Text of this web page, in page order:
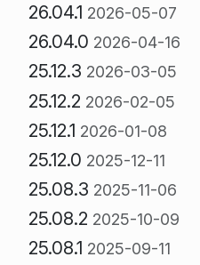
26.04.1 2026-05-07
26.04.0 2026-04-16
25.12.3 2026-03-05
25.12.2 2026-02-05
25.12.1 2026-01-08
25.12.0 2025-12-11
25.08.3 2025-11-06
25.08.2 2025-10-09
25.08.1 2025-09-11